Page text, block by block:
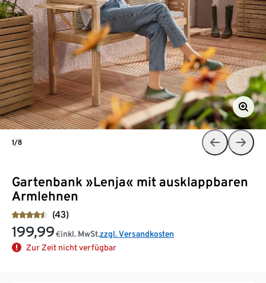
Gartenbank »Lenja« mit ausklappbaren
Armlehnen
(43)
199,99 €inkl. MwSt.zzgl. Versandkosten
Zur Zeit nicht verfügbar
1/8